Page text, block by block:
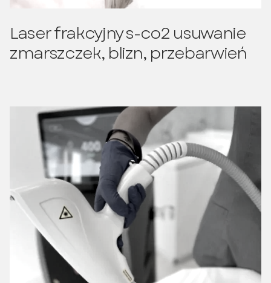
Laser frakcyjny s-co2 usuwanie
zmarszczek, blizn, przebarwień